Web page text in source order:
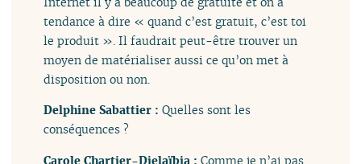
tendance à dire « quand c’est gratuit, c’est toi
le produit ». Il faudrait peut-être trouver un
moyen de matérialiser aussi ce qu’on met à
disposition ou non.
Delphine Sabattier :Quelles sont les
conséquences ?
Carole Chartier-Djelaïbia :Comme je n’ai pas